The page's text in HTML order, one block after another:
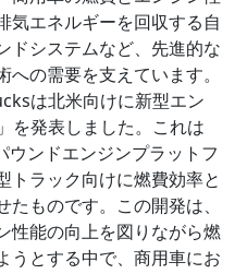
気エネルギーを回収する自
ドシステムなど、先進的な
の需要を支えています。
は北米向けに新型エン
を発表しました。これは
ウンドエンジンプラットフ
トラック向けに燃費効率と
ものです。この開発は、
性能の向上を図りながら燃
うとする中で、商用車にお